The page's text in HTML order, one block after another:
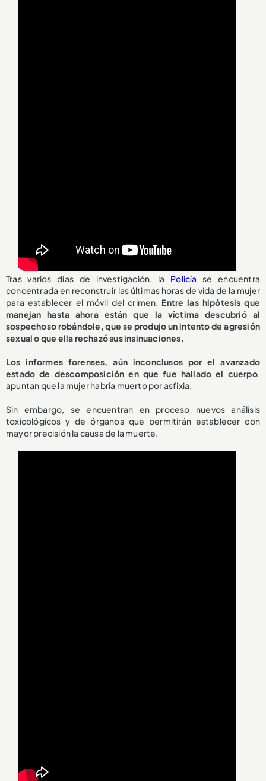
Tras varios días de investigación, la Policía se encuentra
concentrada en reconstruir las últimas horas de vida de la mujer
para establecer el móvil del crimen. Entre las hipótesis que
manejan hasta ahora están que la víctima descubrió al
sospechoso robándole, que se produjo un intento de agresión
sexual o que ella rechazó sus insinuaciones.
Los informes forenses, aún inconclusos por el avanzado
estado de descomposición en que fue hallado el cuerpo,
apuntan que la mujer habría muerto por asfixia.
Sin embargo, se encuentran en proceso nuevos análisis
toxicológicos y de órganos que permitirán establecer con
mayor precisión la causa de la muerte.